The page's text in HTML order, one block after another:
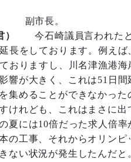
副市長。
）
今石崎議員言われた
長をしております。例え
おりますし、川名津漁港
響が大きく、これは51日
集めることができなかった
けれども、これはまさに
夏には10倍だった求人倍
の工事、それからオリン
ない状況が発生したんだ